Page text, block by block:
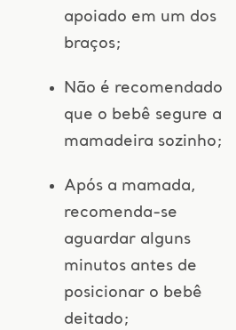
apoiado em um dos
braços;
Não é recomendado
que o bebê segure a
mamadeira sozinho;
Após a mamada,
recomenda-se
aguardar alguns
minutos antes de
posicionar o bebê
deitado;